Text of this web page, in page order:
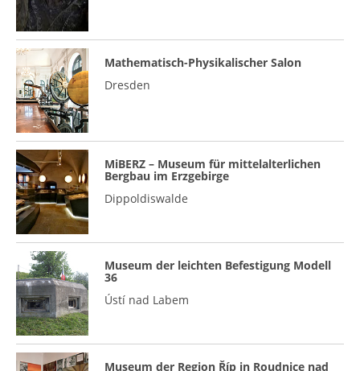
Mathematisch-Physikalischer Salon
Dresden
MiBERZ – Museum für mittelalterlichen
Bergbau im Erzgebirge
Dippoldiswalde
Museum der leichten Befestigung Modell
36
Ústí nad Labem
Museum der Region Říp in Roudnice nad